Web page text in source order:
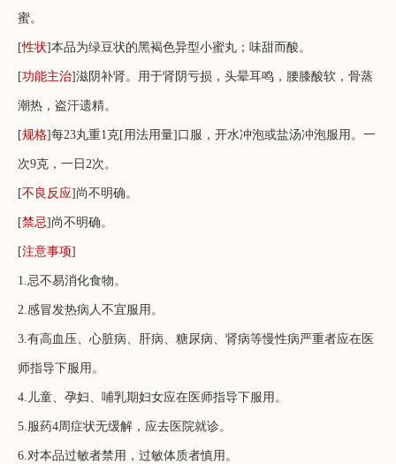
蜜。
[性状]本品为绿豆状的黑褐色异型小蜜丸；味甜而酸。
[功能主治]滋阴补肾。用于肾阴亏损，头晕耳鸣，腰膝酸软，骨蒸
潮热，盗汗遗精。
[规格]每23丸重1克[用法用量]口服，开水冲泡或盐汤冲泡服用。一
次9克，一日2次。
[不良反应]尚不明确。
[禁忌]尚不明确。
[注意事项]
1.忌不易消化食物。
2.感冒发热病人不宜服用。
3.有高血压、心脏病、肝病、糖尿病、肾病等慢性病严重者应在医
师指导下服用。
4.儿童、孕妇、哺乳期妇女应在医师指导下服用。
5.服药4周症状无缓解，应去医院就诊。
6.对本品过敏者禁用，过敏体质者慎用。